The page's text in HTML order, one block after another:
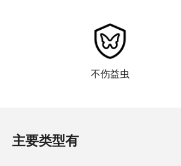
不伤益虫
主要类型有